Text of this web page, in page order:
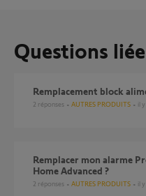
Questions
Remplacement block
2 réponses AUTRES PRODUITS il
Remplacer mon alarme Protexiom 600 par le modèle
Home Advanced ?
2 réponses AUTRES PRODUITS il